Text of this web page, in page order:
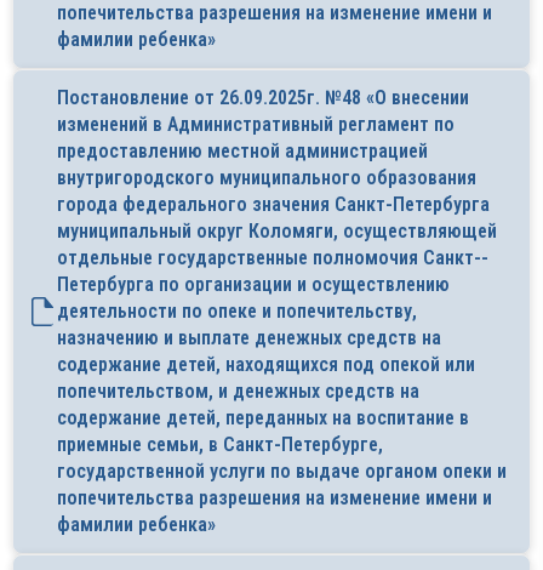
попечительства разрешения на изменение имени и
фамилии ребенка»
Постановление от 26.09.2025г. №48 «О внесении
изменений в Административный регламент по
предоставлению местной администрацией
внутригородского муниципального образования
города федерального значения Санкт-Петербурга
муниципальный округ Коломяги, осуществляющей
отдельные государственные полномочия Санкт-­
Петербурга по организации и осуществлению
деятельности по опеке и попечительству,
назначению и выплате денежных средств на
содержание детей, находящихся под опекой или
попечительством, и денежных средств на
содержание детей, переданных на воспитание в
приемные семьи, в Санкт-Петербурге,
государственной услуги по выдаче органом опеки и
попечительства разрешения на изменение имени и
фамилии ребенка»